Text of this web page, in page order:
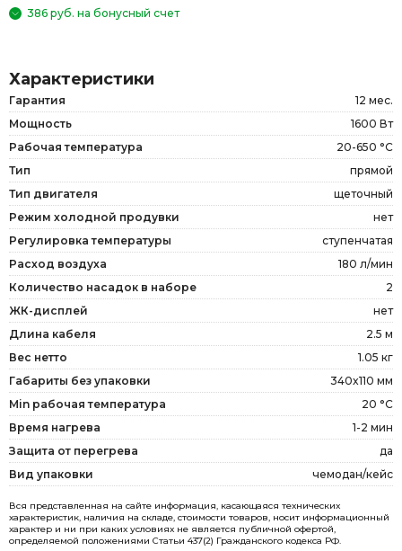
386 руб. на бонусный счет
Характеристики
Гарантия
12 мес.
Мощность
1600 Вт
Рабочая температура
20-650 °С
Тип
прямой
Тип двигателя
щеточный
Режим холодной продувки
нет
Регулировка температуры
ступенчатая
Расход воздуха
180 л/мин
Количество насадок в наборе
2
ЖК-дисплей
нет
Длина кабеля
2.5 м
Вес нетто
1.05 кг
Габариты без упаковки
340x110 мм
Min рабочая температура
20 °С
Время нагрева
1-2 мин
Защита от перегрева
да
Вид упаковки
чемодан/кейс
Вся представленная на сайте информация, касающаяся технических
характеристик, наличия на складе, стоимости товаров, носит информационный
характер и ни при каких условиях не является публичной офертой,
определяемой положениями Статьи 437(2) Гражданского кодекса РФ.